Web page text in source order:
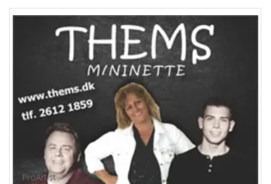
ProArtist